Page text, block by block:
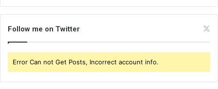
Follow me on Twitter
Error Can not Get Posts, Incorrect account info.